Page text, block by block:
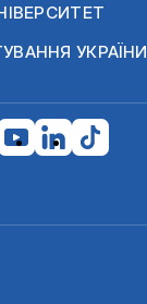
УКРАЇНИ